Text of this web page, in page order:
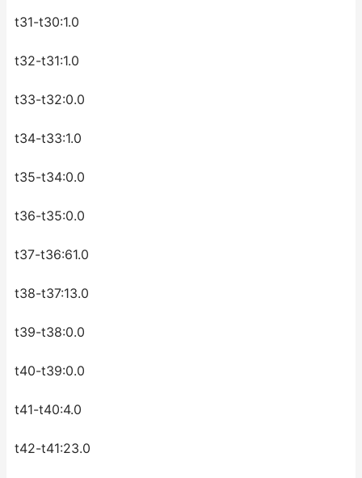
t31-t30:1.0
t32-t31:1.0
t33-t32:0.0
t34-t33:1.0
t35-t34:0.0
t36-t35:0.0
t37-t36:61.0
t38-t37:13.0
t39-t38:0.0
t40-t39:0.0
t41-t40:4.0
t42-t41:23.0